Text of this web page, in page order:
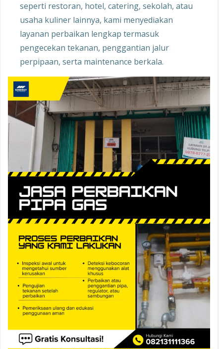
seperti restoran, hotel, catering, sekolah, atau
usaha kuliner lainnya, kami menyediakan
layanan perbaikan lengkap termasuk
pengecekan tekanan, penggantian jalur
perpipaan, serta maintenance berkala.